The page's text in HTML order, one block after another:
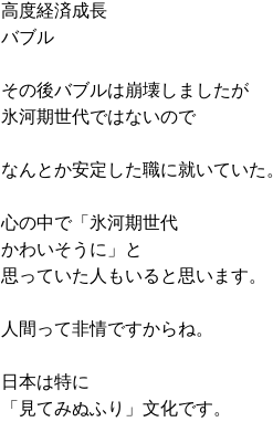
高度経済成長
バブル
その後バブルは崩壊しましたが
氷河期世代ではないので
なんとか安定した職に就いていた
心の中で「氷河期世代
かわいそうに」と
思っていた人もいると思います。
人間って非情ですからね。
日本は特に
「見てみぬふり」文化です。